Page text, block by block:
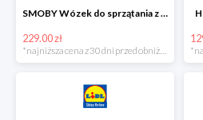
SMOBY Wózek do sprzątania z odkurzaczem
229.00 zł